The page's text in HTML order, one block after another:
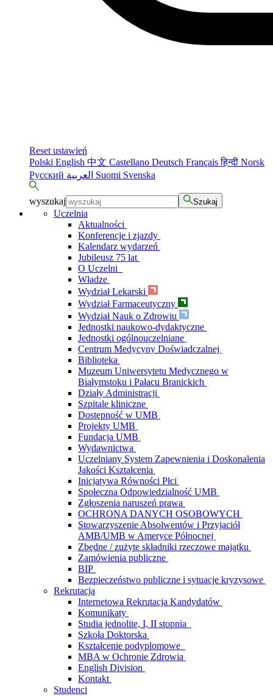
Reset ustawień
Polski English 中文 Castellano Deutsch Françaisहिन्दी Norsk
Русский
Suomi Svenska
wyszukaj Szukaj
Uczelnia
Aktualności
Konferencje i zjazdy
Kalendarz wydarzeń
Jubileusz 75 lat
O Uczelni
Władze
Wydział Lekarski
Wydział Farmaceutyczny
Wydział Nauk o Zdrowiu
Jednostki naukowo-dydaktyczne
Jednostki ogólnouczelniane
Centrum Medycyny Doświadczalnej
Biblioteka
Muzeum Uniwersytetu Medycznego w
Białymstoku i Pałacu Branickich
Działy Administracji
Szpitale kliniczne
Dostępność w UMB
Projekty UMB
Fundacja UMB
Wydawnictwa
Uczelniany System Zapewnienia i Doskonalenia
Jakości Kształcenia
Inicjatywa Równości Płci
Społeczna Odpowiedzialność UMB
Zgłoszenia naruszeń prawa
OCHRONA DANYCH OSOBOWYCH
Stowarzyszenie Absolwentów i Przyjaciół
AMB/UMB w Ameryce Północnej
Zbędne / zużyte składniki rzeczowe majątku
Zamówienia publiczne
BIP
Bezpieczeństwo publiczne i sytuacje kryzysowe
Rekrutacja
Internetowa Rekrutacja Kandydatów
Komunikaty
Studia jednolite, I, II stopnia
Szkoła Doktorska
Kształcenie podyplomowe
MBA w Ochronie Zdrowia
English Division
Kontakt
Studenci